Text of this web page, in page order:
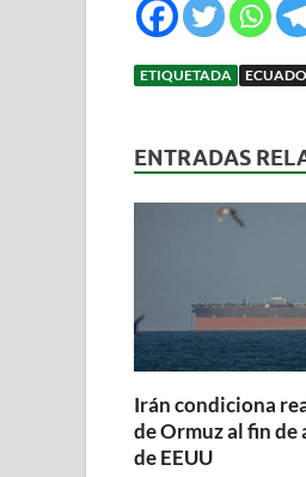
ETIQUETADA
ENTRADAS
Irán condiciona
de Ormuz al fin de
de EEUU